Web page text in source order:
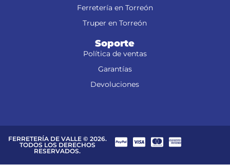
Ferretería en Torreón
Truper en Torreón
Soporte
Política de ventas
Garantías
Devoluciones
FERRETERÍA DE VALLE © 2026.
TODOS LOS DERECHOS
RESERVADOS.